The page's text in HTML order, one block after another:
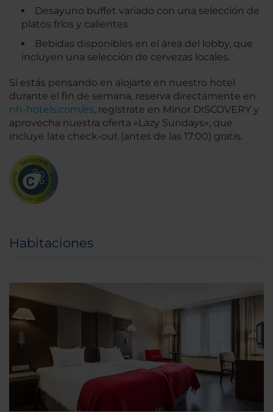
Desayuno buffet variado con una selección de
platos fríos y calientes
Bebidas disponibles en el área del lobby, que
incluyen una selección de cervezas locales.
Si estás pensando en alojarte en nuestro hotel
durante el fin de semana, reserva directamente en
nh-hotels.com/es, regístrate en Minor DISCOVERY y
aprovecha nuestra oferta «Lazy Sundays», que
incluye late check-out (antes de las 17:00) gratis.
Habitaciones